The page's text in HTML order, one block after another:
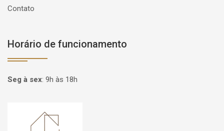
Contato
Horário de funcionamento
Seg à sex: 9h às 18h
Página inicial